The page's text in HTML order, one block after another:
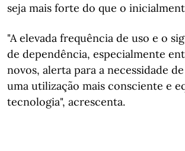
seja mais forte do que o
"A elevada frequência de uso e o
de dependência, especialmente
novos, alerta para a necessidade
uma utilização mais consciente e
tecnologia", acrescenta.